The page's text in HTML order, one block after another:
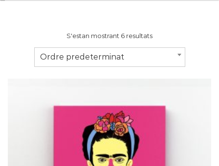
S'estan mostrant 6 resultats
Ordre predeterminat
MI FRIDITA